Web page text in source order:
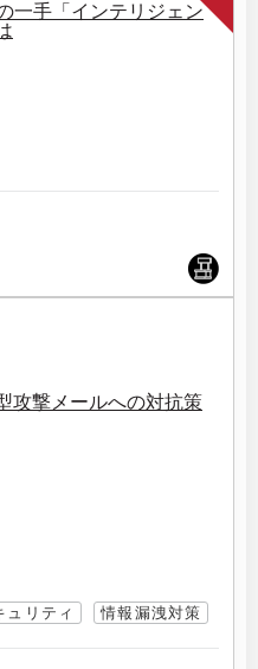
一手「インテリジェン
攻撃メールへの対抗策
ュリティ 情報漏洩対策